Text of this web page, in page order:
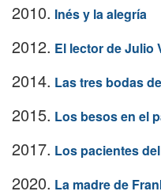
2010. Inés y la alegría
2012. El lector de Julio
2014. Las tres bodas
2015. Los besos en el
2017. Los pacientes
2020. La madre de